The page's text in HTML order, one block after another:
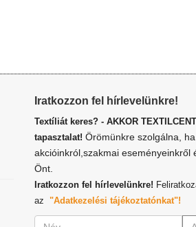
Iratkozzon fel hírlevelünkre!
Textíliát keres? - AKKOR
tapasztalat! Örömünkre szolgálna,
akcióinkról,szakmai eseményeinkről
Önt.
Iratkozzon fel hírlevelünkre!
az "Adatkezelési tájékoztatónkat"!